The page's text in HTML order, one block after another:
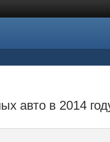
авто в 2014